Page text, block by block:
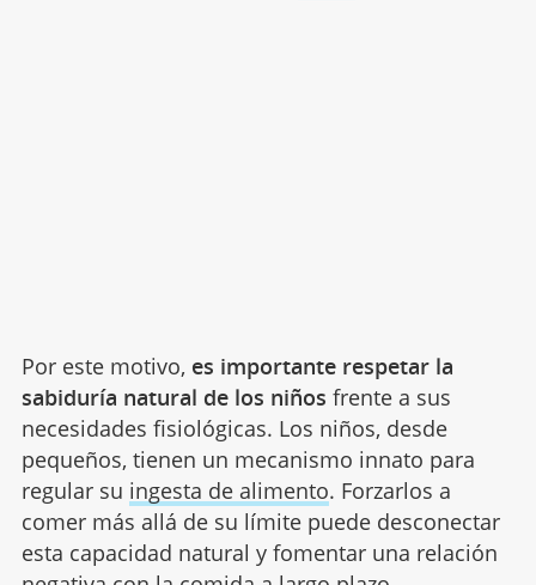
Por este motivo, es importante respetar la
sabiduría natural de los niños frente a sus
necesidades fisiológicas. Los niños, desde
pequeños, tienen un mecanismo innato para
regular su ingesta de alimento. Forzarlos a
comer más allá de su límite puede desconectar
esta capacidad natural y fomentar una relación